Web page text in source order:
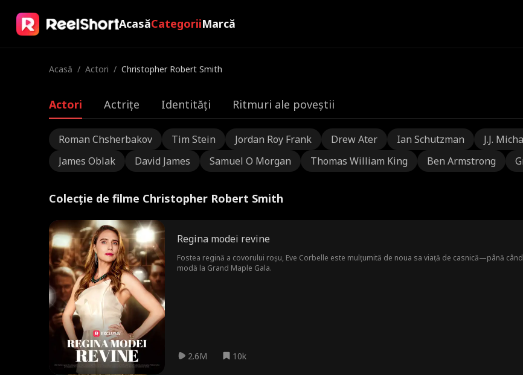
AcasăCategoriiMarcă
Acasă / Actori / Christopher Robert Smith
Actori Actrițe Identități Ritmuri ale poveștii
Roman Chsherbakov Tim Stein Jordan Roy Frank Drew Ater Ian Schutzman J.J.
James Oblak
David James Samuel O Morgan Thomas William King Ben Armstrong
Colecție de filme Christopher Robert Smith
Regina modei revine
Fostea regină a covorului roșu, Eve Corbelle este mulțumită de noua sa viață de casnică—până
modă la Grand Maple Gala.
2.6M 10k